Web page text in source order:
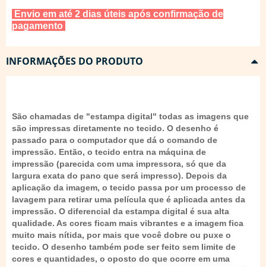
Envio em até 2 dias úteis após confirmação de
pagamento
INFORMAÇÕES DO PRODUTO
São chamadas de "estampa digital" todas as imagens que
são impressas diretamente no tecido. O desenho é
passado para o computador que dá o comando de
impressão. Então, o tecido entra na máquina de
impressão (parecida com uma impressora, só que da
largura exata do pano que será impresso). Depois da
aplicação da imagem, o tecido passa por um processo de
lavagem para retirar uma película que é aplicada antes da
impressão. O diferencial da estampa digital é sua alta
qualidade. As cores ficam mais vibrantes e a imagem fica
muito mais nítida, por mais que você dobre ou puxe o
tecido. O desenho também pode ser feito sem limite de
cores e quantidades, o oposto do que ocorre em uma